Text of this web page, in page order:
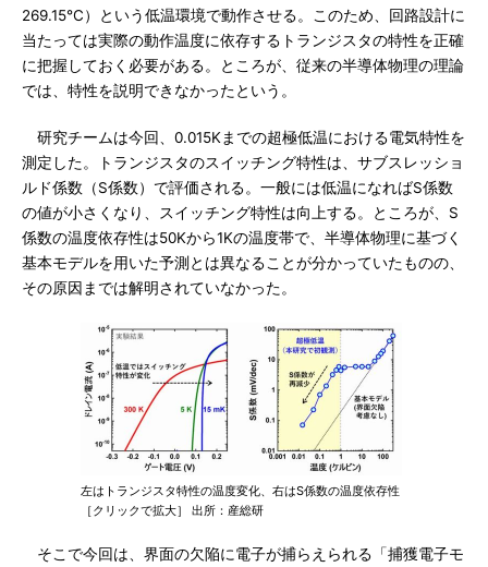
269.15℃）という低温環境で動作させる。このため、回路設計に
当たっては実際の動作温度に依存するトランジスタの特性を正確
に把握しておく必要がある。ところが、従来の半導体物理の理論
では、特性を説明できなかったという。
研究チームは今回、0.015Kまでの超極低温における電気特性を
測定した。トランジスタのスイッチング特性は、サブスレッショ
ルド係数（S係数）で評価される。一般には低温になればS係数
の値が小さくなり、スイッチング特性は向上する。ところが、S
係数の温度依存性は50Kから1Kの温度帯で、半導体物理に基づく
基本モデルを用いた予測とは異なることが分かっていたものの、
その原因までは解明されていなかった。
左はトランジスタ特性の温度変化、右はS係数の温度依存性
［クリックで拡大］ 出所：産総研
そこで今回は、界面の欠陥に電子が捕らえられる「捕獲電子モ